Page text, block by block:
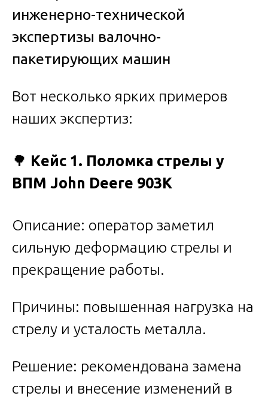
инженерно-технической
экспертизы валочно-
пакетирующих машин
Вот несколько ярких примеров
наших экспертиз:
🌳 Кейс 1. Поломка стрелы у
ВПМ John Deere 903K
Описание: оператор заметил
сильную деформацию стрелы и
прекращение работы.
Причины: повышенная нагрузка на
стрелу и усталость металла.
Решение: рекомендована замена
стрелы и внесение изменений в